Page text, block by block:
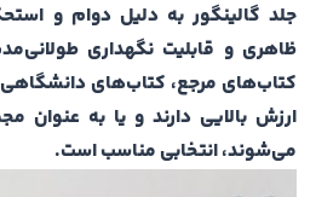
جلد گالینگور به دلیل دوام و
ظاهری و قابلیت نگهداری
کتاب‌های مرجع، کتاب‌های
ارزش بالایی دارند و یا به عنوان
می‌شوند، انتخابی مناسب است.